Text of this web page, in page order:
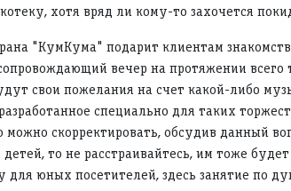
хотя вряд ли кому-то захочется
"КумКума" подарит клиентам
вечер на протяжении
свои пожелания на счет какой-либо
специально для таких
скорректировать, обсудив данный
детей, то не расстраивайтесь, им тоже
для юных посетителей, здесь занятие по